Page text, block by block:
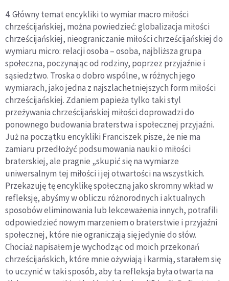
4. Główny temat encykliki to wymiar macro miłości
chrześcijańskiej, można powiedzieć: globalizacja miłości
chrześcijańskiej, nieograniczanie miłości chrześcijańskiej do
wymiaru micro: relacji osoba – osoba, najbliższa grupa
społeczna, poczynając od rodziny, poprzez przyjaźnie i
sąsiedztwo. Troska o dobro wspólne, w różnych jego
wymiarach, jako jedna z najszlachetniejszych form miłości
chrześcijańskiej. Zdaniem papieża tylko taki styl
przeżywania chrześcijańskiej miłości doprowadzi do
ponownego budowania braterstwa i społecznej przyjaźni.
Już na początku encykliki Franciszek pisze, że nie ma
zamiaru przedłożyć podsumowania nauki o miłości
braterskiej, ale pragnie „skupić się na wymiarze
uniwersalnym tej miłości i jej otwartości na wszystkich.
Przekazuję tę encyklikę społeczną jako skromny wkład w
refleksję, abyśmy w obliczu różnorodnych i aktualnych
sposobów eliminowania lub lekceważenia innych, potrafili
odpowiedzieć nowym marzeniem o braterstwie i przyjaźni
społecznej, które nie ograniczają się jedynie do słów.
Chociaż napisałem je wychodząc od moich przekonań
chrześcijańskich, które mnie ożywiają i karmią, starałem się
to uczynić w taki sposób, aby ta refleksja była otwarta na